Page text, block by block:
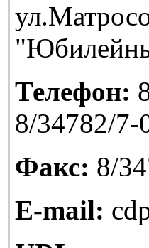
Телефон:
8/34782/7-
Факс: 8/
E-mail: